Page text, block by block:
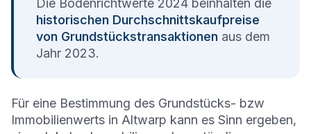
Die Bodenrichtwerte 2024 beinhalten die
historischen Durchschnittskaufpreise
von Grundstückstransaktionen aus dem
Jahr 2023.
Für eine Bestimmung des Grundstücks- bzw
Immobilienwerts in Altwarp kann es Sinn ergeben,